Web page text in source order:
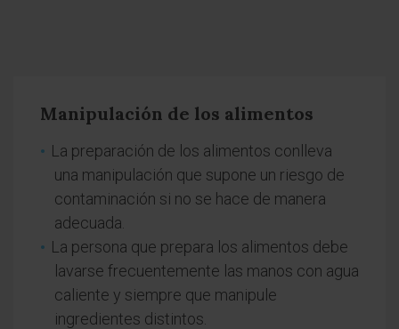
Manipulación de los alimentos
La preparación de los alimentos conlleva
una manipulación que supone un riesgo de
contaminación si no se hace de manera
adecuada.
La persona que prepara los alimentos debe
lavarse frecuentemente las manos con agua
caliente y siempre que manipule
ingredientes distintos.